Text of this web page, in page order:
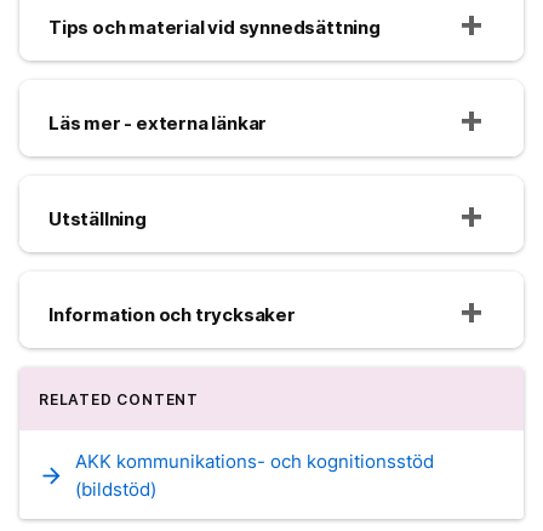
Tips och material vid synnedsättning
Läs mer - externa länkar
Utställning
Information och trycksaker
RELATED CONTENT
arrow_forward
AKK kommunikations- och kognitionsstöd
(bildstöd)